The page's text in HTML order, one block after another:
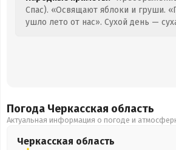
Спас). «Освящают яблоки и груши.
ушло лето от нас». Сухой день —
Погода Черкасская область
Актуальная информация о погоде и
Черкасская область